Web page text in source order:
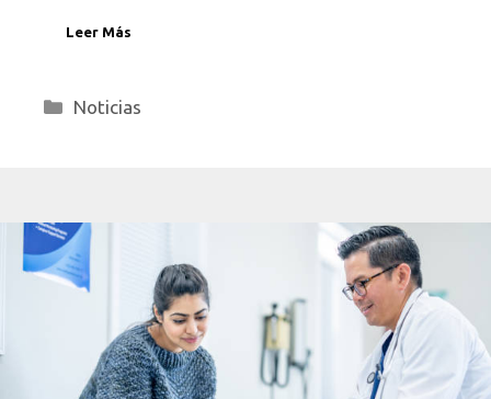
Leer Más
Categorías
Noticias